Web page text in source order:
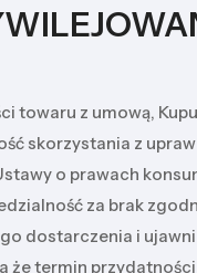
towaru z umową,
skorzystania z
o prawach
za brak
dostarczenia i
że termin